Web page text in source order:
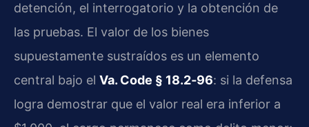
detención, el interrogatorio y la obtención de
las pruebas. El valor de los bienes
supuestamente sustraídos es un elemento
central bajo el Va. Code § 18.2‑96: si la defensa
logra demostrar que el valor real era inferior a